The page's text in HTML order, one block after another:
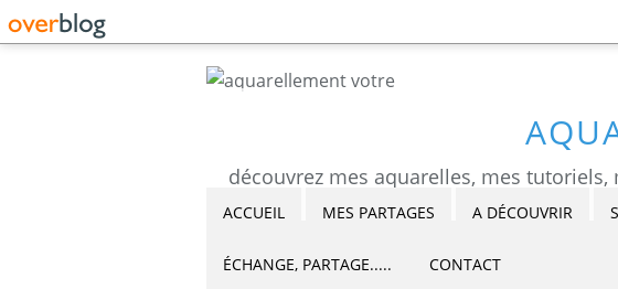
ACCUEIL MES PARTAGES A DÉCOUVRIR
ÉCHANGE, PARTAGE..... CONTACT